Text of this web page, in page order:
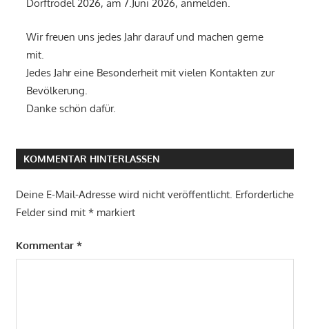
Dorftrödel 2026, am 7.Juni 2026, anmelden.
Wir freuen uns jedes Jahr darauf und machen gerne
mit.
Jedes Jahr eine Besonderheit mit vielen Kontakten zur
Bevölkerung.
Danke schön dafür.
KOMMENTAR HINTERLASSEN
Deine E-Mail-Adresse wird nicht veröffentlicht. Erforderliche
Felder sind mit *markiert
Kommentar *